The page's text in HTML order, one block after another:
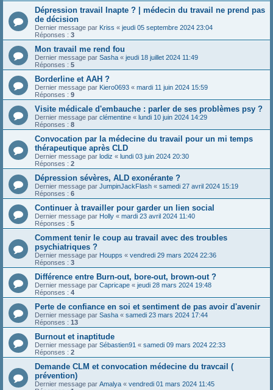
Dépression travail Inapte ? | médecin du travail ne prend pas
de décision
Dernier message par Kriss « jeudi 05 septembre 2024 23:04
Réponses : 3
Mon travail me rend fou
Dernier message par Sasha « jeudi 18 juillet 2024 11:49
Réponses : 5
Borderline et AAH ?
Dernier message par Kiero0693 « mardi 11 juin 2024 15:59
Réponses : 9
Visite médicale d'embauche : parler de ses problèmes psy ?
Dernier message par clémentine « lundi 10 juin 2024 14:29
Réponses : 8
Convocation par la médecine du travail pour un mi temps
thérapeutique après CLD
Dernier message par lodiz « lundi 03 juin 2024 20:30
Réponses : 2
Dépression sévères, ALD exonérante ?
Dernier message par JumpinJackFlash « samedi 27 avril 2024 15:19
Réponses : 6
Continuer à travailler pour garder un lien social
Dernier message par Holly « mardi 23 avril 2024 11:40
Réponses : 5
Comment tenir le coup au travail avec des troubles
psychiatriques ?
Dernier message par Houpps « vendredi 29 mars 2024 22:36
Réponses : 3
Différence entre Burn-out, bore-out, brown-out ?
Dernier message par Capricape « jeudi 28 mars 2024 19:48
Réponses : 4
Perte de confiance en soi et sentiment de pas avoir d'avenir
Dernier message par Sasha « samedi 23 mars 2024 17:44
Réponses : 13
Burnout et inaptitude
Dernier message par Sébastien91 « samedi 09 mars 2024 22:33
Réponses : 2
Demande CLM et convocation médecine du travcail (
prévention)
Dernier message par Amalya « vendredi 01 mars 2024 11:45